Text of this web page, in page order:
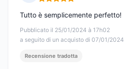
Nota: 5 su 5
Pubblicato il 25/01/2024 à 17h02
a seguito di un acquisto di 07/01/2024
Tutto è semplicemente perfetto!
Recensione tradotta